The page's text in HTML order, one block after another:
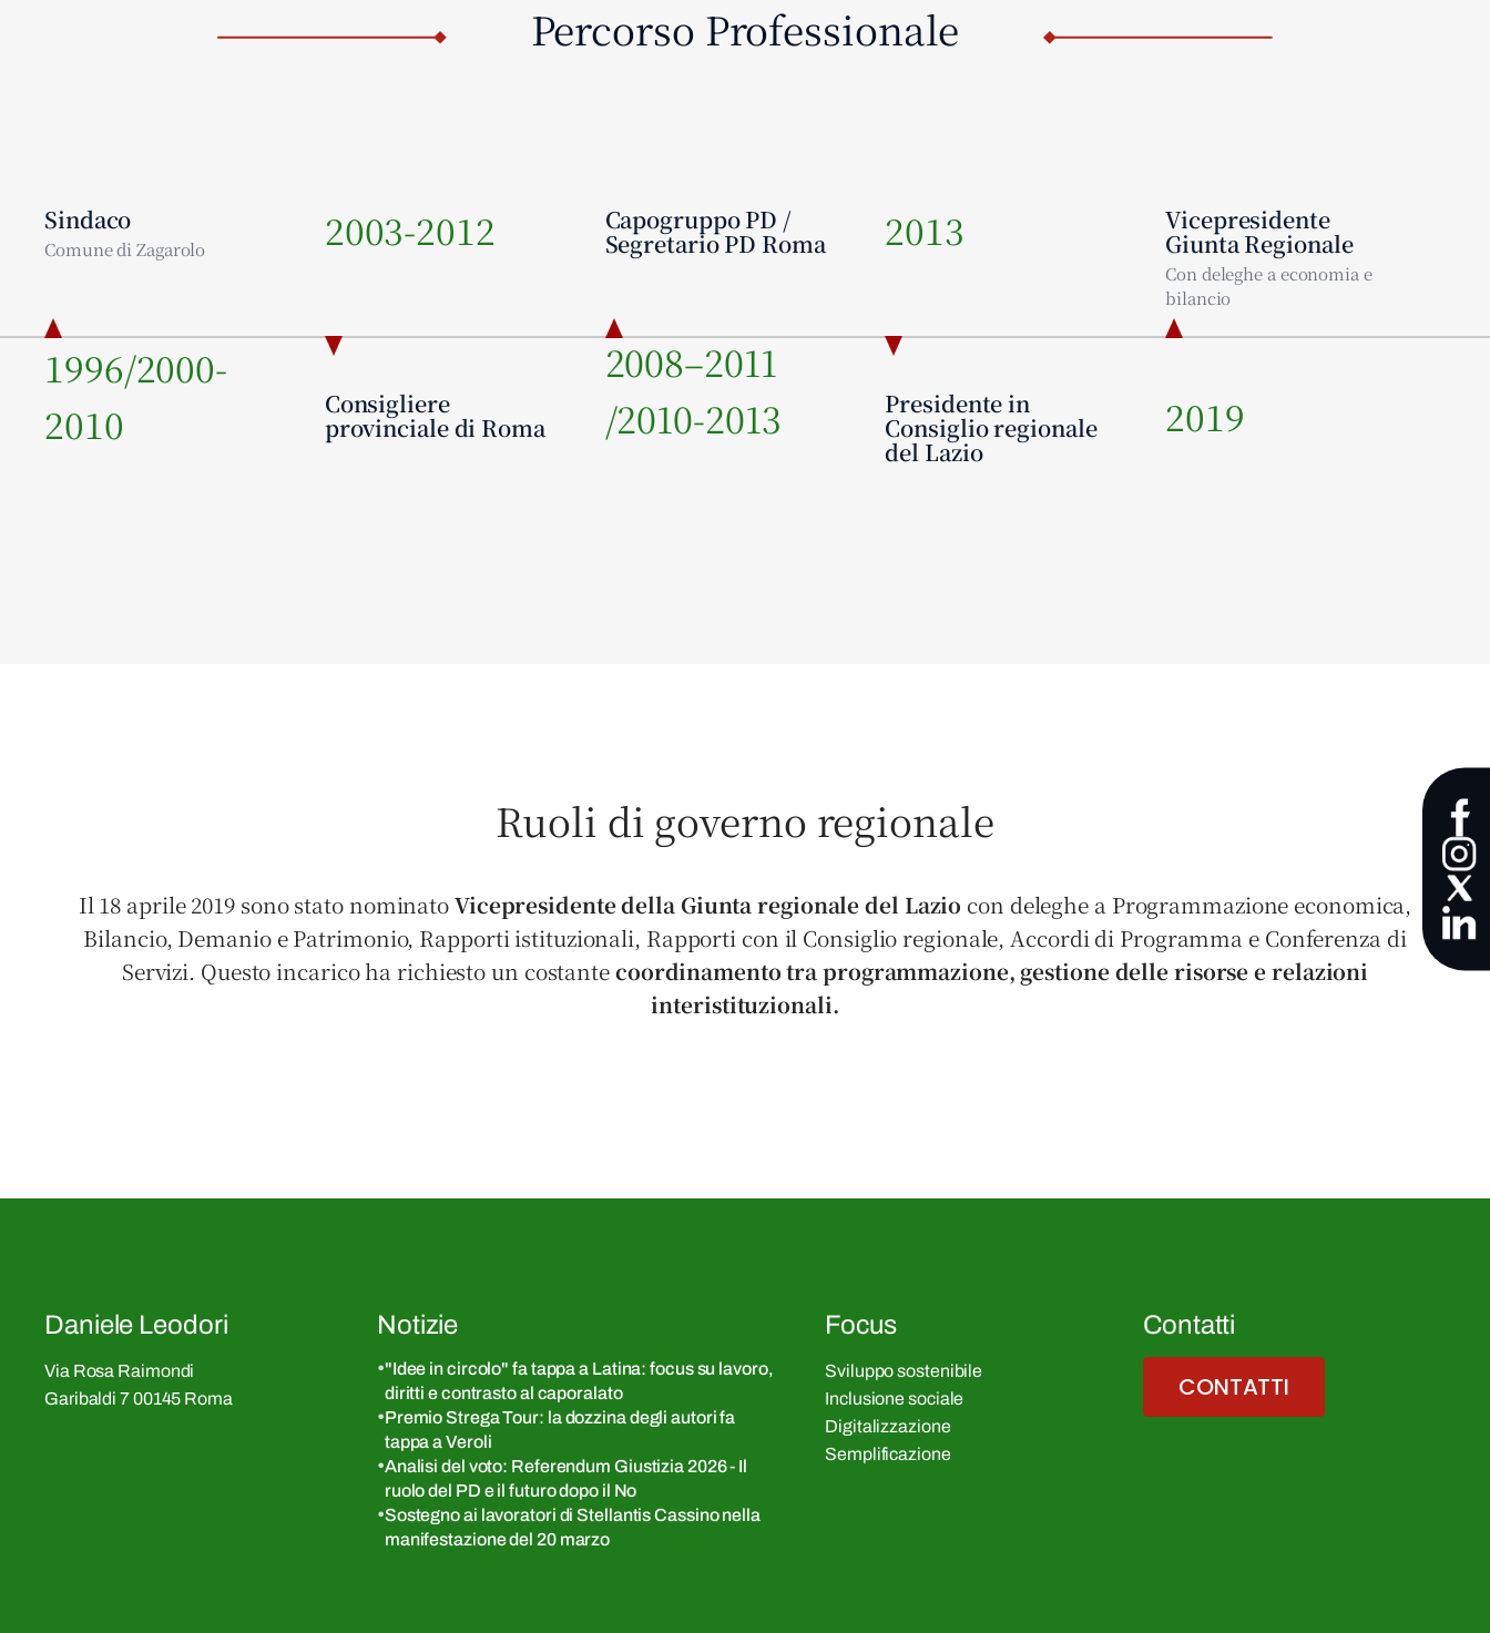
Percorso Professionale
Sindaco
Comune di Zagarolo
1996/2000-
2010
2003-2012
Consigliere
provinciale di Roma
Capogruppo PD /
Segretario PD Roma
2008–2011
/2010-2013
2013
Presidente in
Consiglio regionale
del Lazio
Vicepresidente
Giunta Regionale
Con deleghe a economia e
bilancio
2019
Ruoli di governo regionale
Il 18 aprile 2019 sono stato nominatoVicepresidente della Giunta regionale del Lazio con deleghe a Programmazione economica,
Bilancio, Demanio e Patrimonio, Rapporti istituzionali, Rapporti con il Consiglio regionale, Accordi di Programma e Conferenza di
Servizi. Questo incarico ha richiesto un costantecoordinamento tra programmazione, gestione delle risorse e relazioni
interistituzionali.
Daniele Leodori
Via Rosa Raimondi
Garibaldi 7 00145 Roma
Notizie
"Idee in circolo" fa tappa a Latina: focus su lavoro,
diritti e contrasto al caporalato
Premio Strega Tour: la dozzina degli autori fa
tappa a Veroli
Analisi del voto: Referendum Giustizia 2026 - Il
ruolo del PD e il futuro dopo il No
Sostegno ai lavoratori di Stellantis Cassino nella
manifestazione del 20 marzo
Focus
Sviluppo sostenibile
Inclusione sociale
Digitalizzazione
Semplificazione
Contatti
CONTATTI